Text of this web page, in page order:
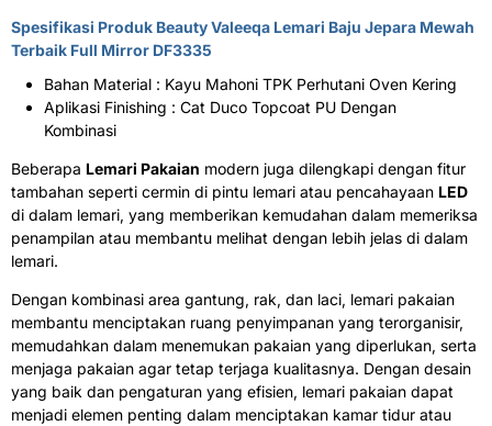
Spesifikasi Produk Beauty Valeeqa Lemari Baju Jepara Mewah
Terbaik Full Mirror DF3335
Bahan Material : Kayu Mahoni TPK Perhutani Oven Kering
Aplikasi Finishing : Cat Duco Topcoat PU Dengan
Kombinasi
Beberapa Lemari Pakaian modern juga dilengkapi dengan fitur
tambahan seperti cermin di pintu lemari atau pencahayaan LED
di dalam lemari, yang memberikan kemudahan dalam memeriksa
penampilan atau membantu melihat dengan lebih jelas di dalam
lemari.
Dengan kombinasi area gantung, rak, dan laci, lemari pakaian
membantu menciptakan ruang penyimpanan yang terorganisir,
memudahkan dalam menemukan pakaian yang diperlukan, serta
menjaga pakaian agar tetap terjaga kualitasnya. Dengan desain
yang baik dan pengaturan yang efisien, lemari pakaian dapat
menjadi elemen penting dalam menciptakan kamar tidur atau